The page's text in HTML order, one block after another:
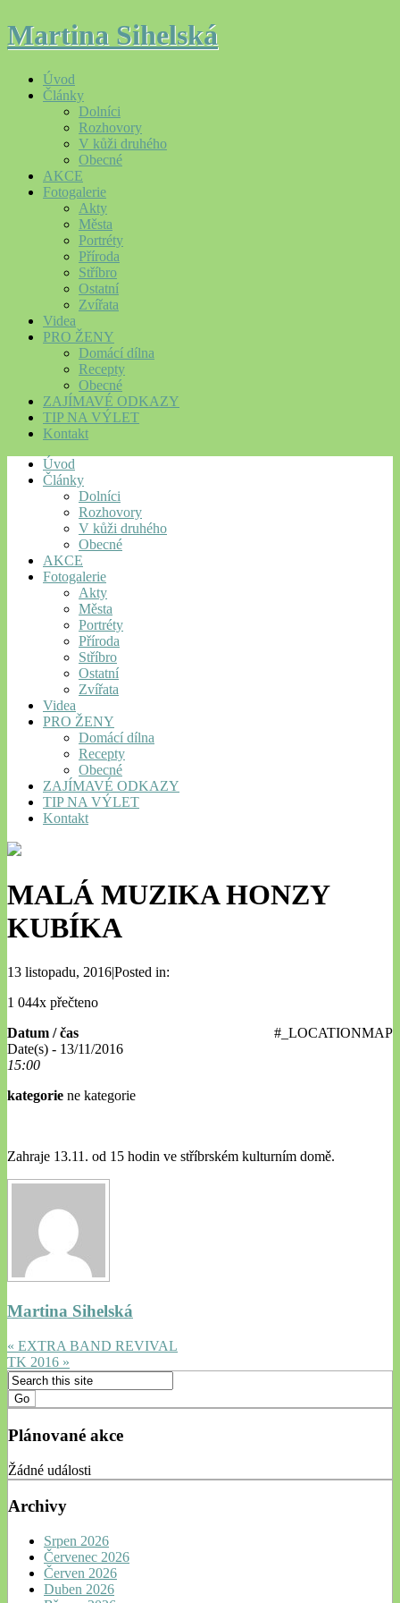
Martina Sihelská
Úvod
Články
Dolníci
Rozhovory
V kůži druhého
Obecné
AKCE
Fotogalerie
Akty
Města
Portréty
Příroda
Stříbro
Ostatní
Zvířata
Videa
PRO ŽENY
Domácí dílna
Recepty
Obecné
ZAJÍMAVÉ ODKAZY
TIP NA VÝLET
Kontakt
Úvod
Články
Dolníci
Rozhovory
V kůži druhého
Obecné
AKCE
Fotogalerie
Akty
Města
Portréty
Příroda
Stříbro
Ostatní
Zvířata
Videa
PRO ŽENY
Domácí dílna
Recepty
Obecné
ZAJÍMAVÉ ODKAZY
TIP NA VÝLET
Kontakt
MALÁ MUZIKA HONZY
KUBÍKA
13 listopadu, 2016|Posted in:
1 044x přečteno
#_LOCATIONMAP
Datum / čas
Date(s) - 13/11/2016
15:00
kategorie ne kategorie
Zahraje 13.11. od 15 hodin ve stříbrském kulturním domě.
Martina Sihelská
« EXTRA BAND REVIVAL
TK 2016 »
Plánované akce
Žádné události
Archivy
Srpen 2026
Červenec 2026
Červen 2026
Duben 2026